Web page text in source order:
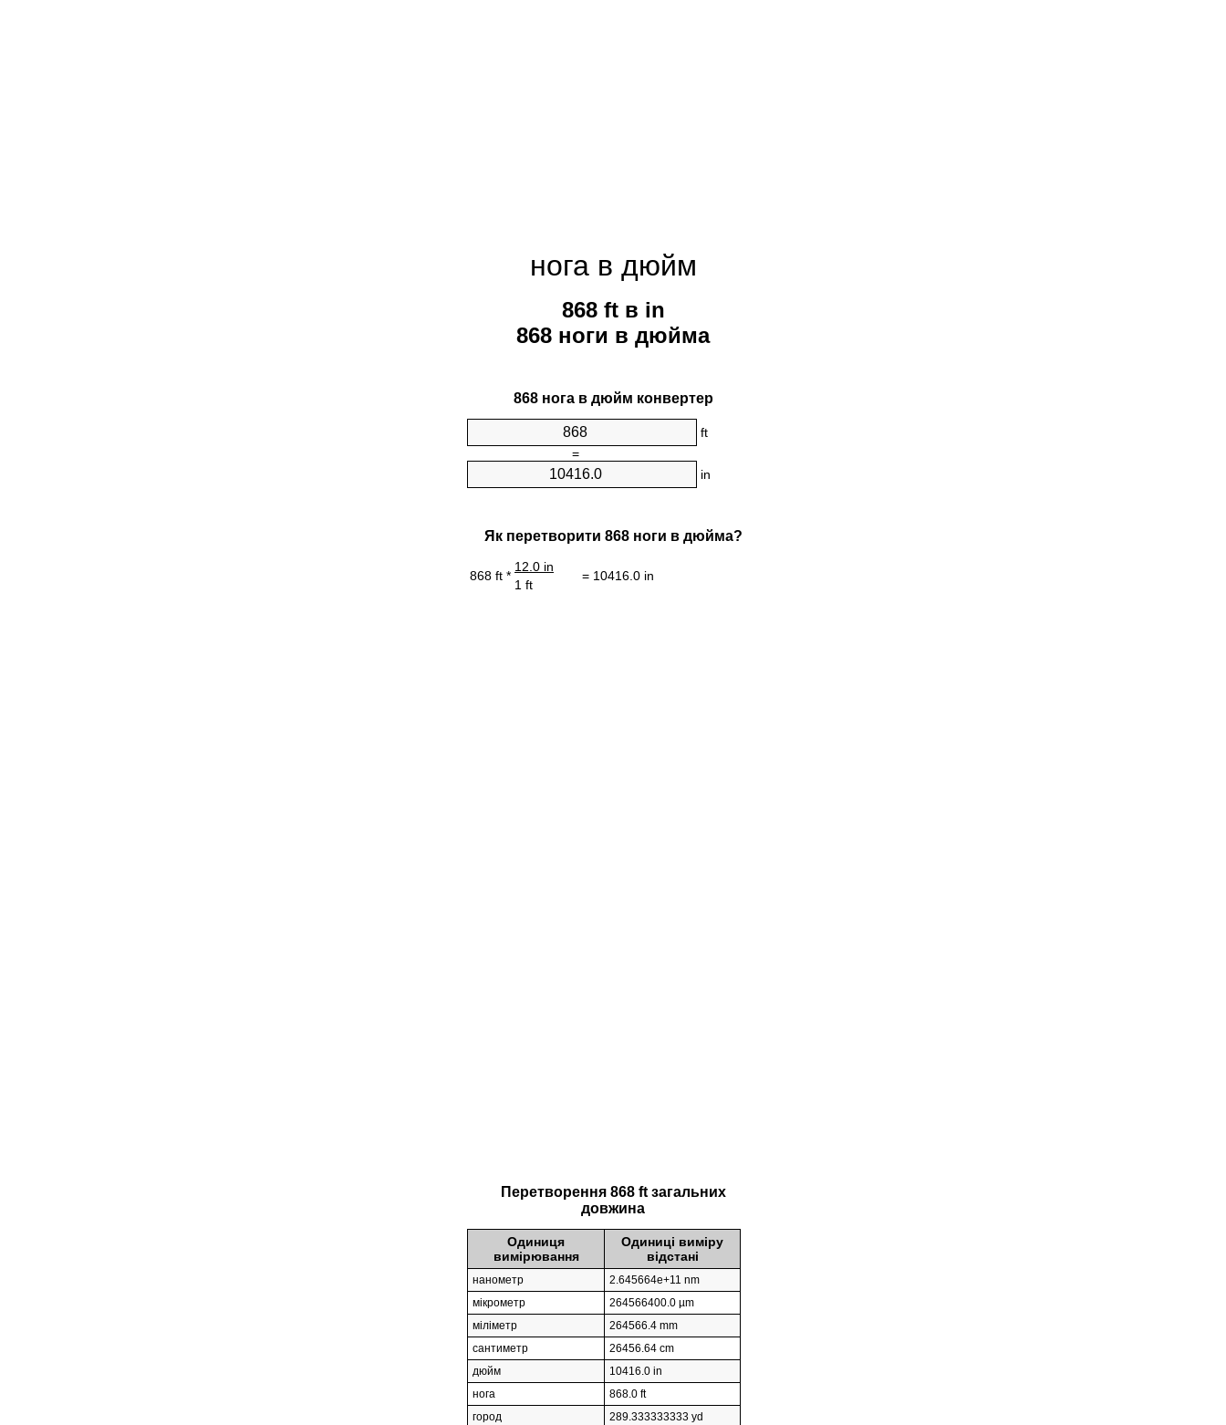
нога в дюйм
868 ft в in
868 ноги в дюйма
868 нога в дюйм конвертер
ft
=
in
Як перетворити 868 ноги в дюйма?
868 ft *
12.0 in
= 10416.0 in
1 ft
Перетворення 868 ft загальних
довжина
Одиниця
вимірювання
Одиниці виміру
відстані
нанометр
2.645664e+11 nm
мікрометр
264566400.0 µm
міліметр
264566.4 mm
сантиметр
26456.64 cm
дюйм
10416.0 in
нога
868.0 ft
город
289.333333333 yd